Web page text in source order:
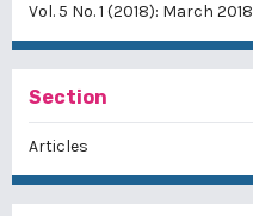
Vol. 5 No. 1 (2018): March 2018
Section
Articles